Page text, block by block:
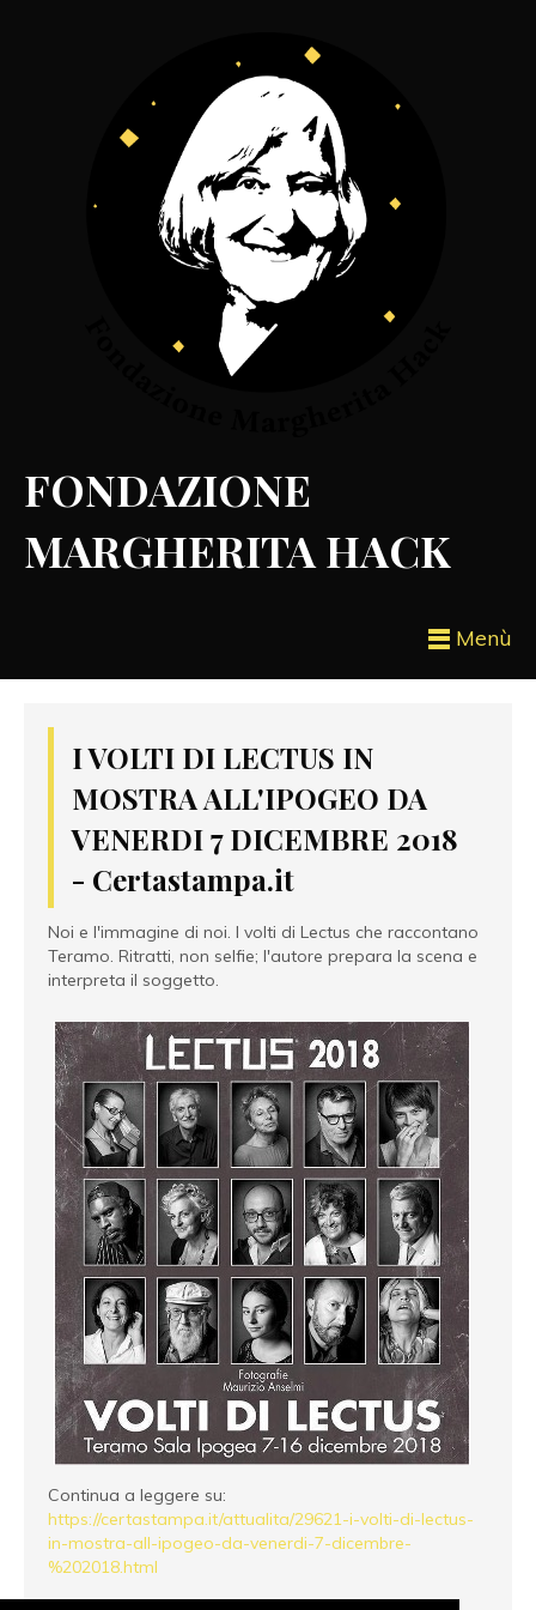
FONDAZIONE
MARGHERITA HACK
Menù
I VOLTI DI LECTUS IN
MOSTRA ALL'IPOGEO DA
VENERDI 7 DICEMBRE 2018
- Certastampa.it
Noi e l'immagine di noi. I volti di Lectus che raccontano
Teramo. Ritratti, non selfie; l'autore prepara la scena e
interpreta il soggetto.
Continua a leggere su:
https://certastampa.it/attualita/29621-i-volti-di-lectus-
in-mostra-all-ipogeo-da-venerdi-7-dicembre-
%202018.html